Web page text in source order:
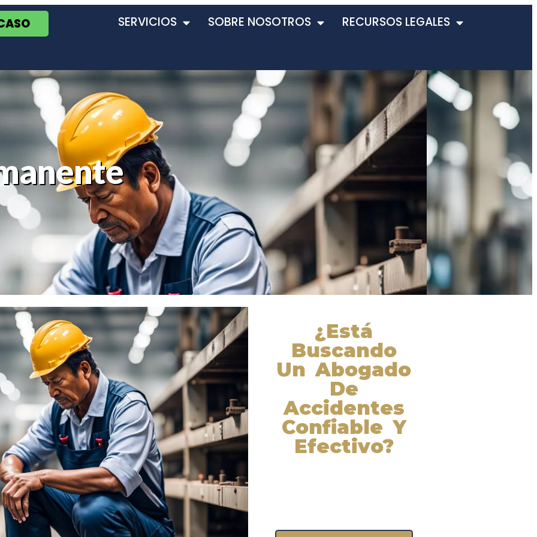
SERVICIOS SOBRE NOSOTROS RECURSOS LEGALES
¿Está
Buscando
Un Abogado
De
Accidentes
Confiable Y
Efectivo?